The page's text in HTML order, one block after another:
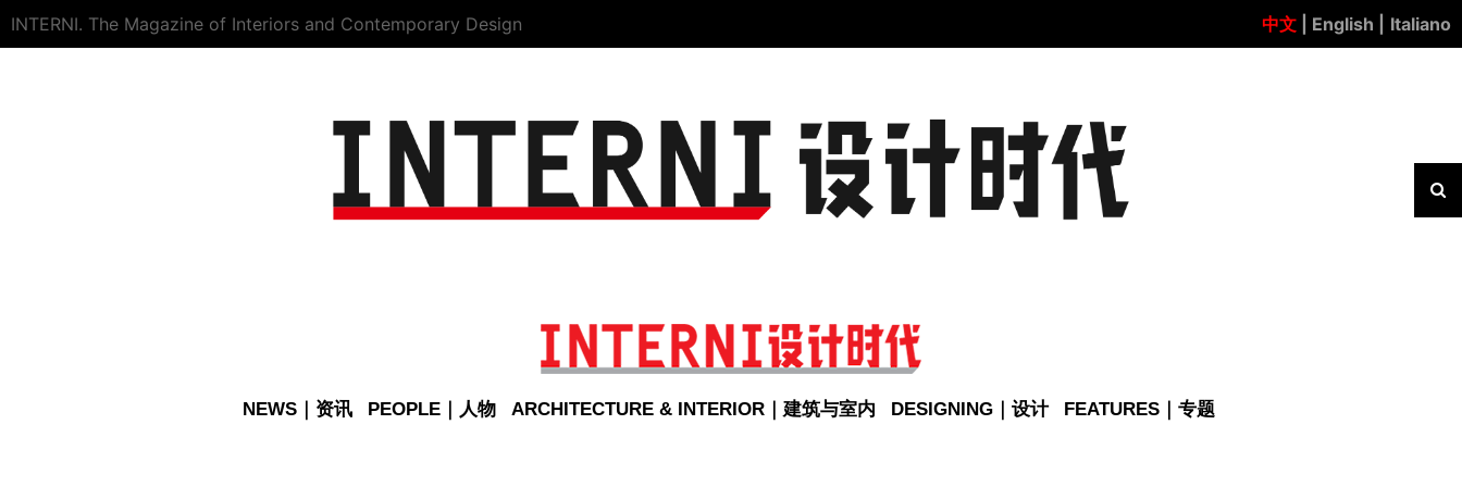
INTERNI. The Magazine of Interiors and Contemporary Design 中文 | English | Italiano
NEWS｜资讯 PEOPLE｜人物 ARCHITECTURE & INTERIOR｜建筑与室内 DESIGNING｜设计 FEATURES｜专题